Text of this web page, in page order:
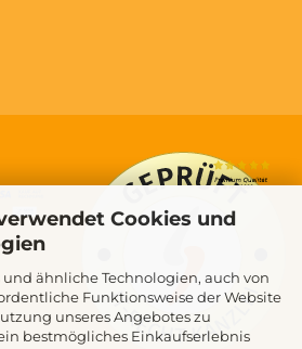
Cookies und
ähnliche Technologien, auch von
Funktionsweise der Website
unseres Angebotes zu
bestmögliches Einkaufserlebnis